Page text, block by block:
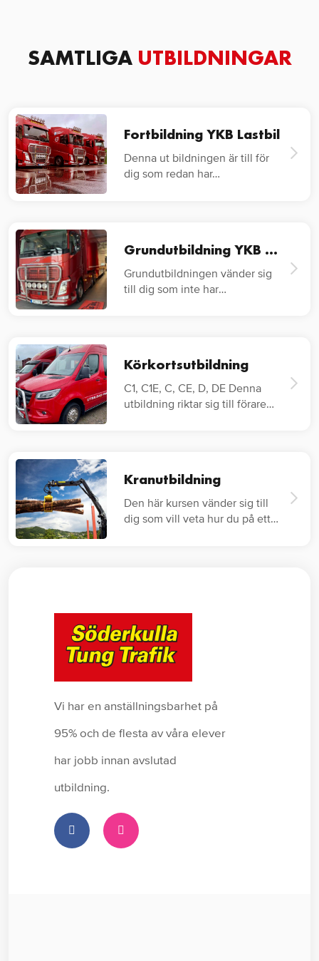
SAMTLIGA UTBILDNINGAR
Fortbildning YKB Lastbil
Denna ut bildningen är till för
dig som redan har…
Grundutbildning YKB Lastbil
Grundutbildningen vänder sig
till dig som inte har
Körkortsutbildning
C1, C1E, C, CE, D, DE Denna
utbildning riktar sig till förare
Kranutbildning
Den här kursen vänder sig till
dig som vill veta hur du på ett
Vi har en anställningsbarhet på
95% och de flesta av våra elever
har jobb innan avslutad
utbildning.